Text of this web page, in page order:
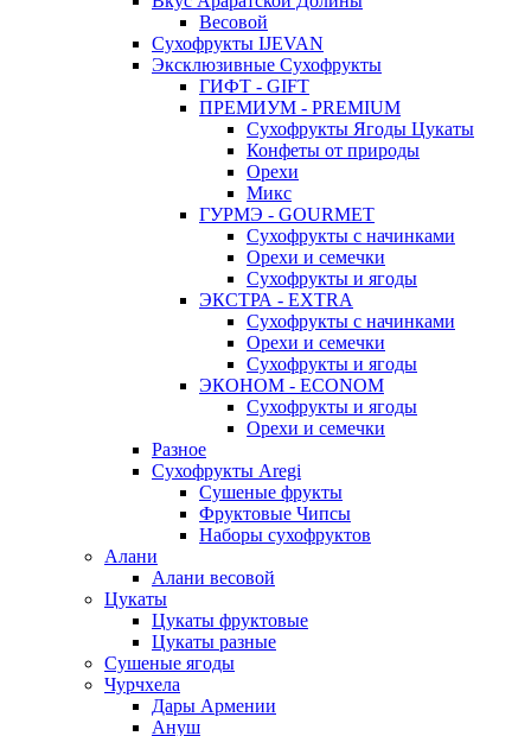
Весовой
Сухофрукты IJEVAN
Эксклюзивные Сухофрукты
ГИФТ - GIFT
ПРЕМИУМ - PREMIUM
Сухофрукты Ягоды Цукаты
Конфеты от природы
Орехи
Микс
ГУРМЭ - GOURMET
Сухофрукты с начинками
Орехи и семечки
Сухофрукты и ягоды
ЭКСТРА - EXTRA
Сухофрукты с начинками
Орехи и семечки
Сухофрукты и ягоды
ЭКОНОМ - ECONOM
Сухофрукты и ягоды
Орехи и семечки
Разное
Сухофрукты Aregi
Сушеные фрукты
Фруктовые Чипсы
Наборы сухофруктов
Алани
Алани весовой
Цукаты
Цукаты фруктовые
Цукаты разные
Сушеные ягоды
Чурчхела
Дары Армении
Ануш